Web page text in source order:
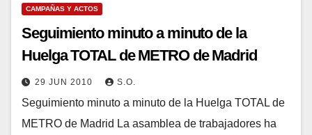
CAMPAÑAS Y ACTOS
Seguimiento minuto a minuto de la
Huelga TOTAL de METRO de Madrid
29 JUN 2010 S.O.
Seguimiento minuto a minuto de la Huelga TOTAL de
METRO de Madrid La asamblea de trabajadores ha